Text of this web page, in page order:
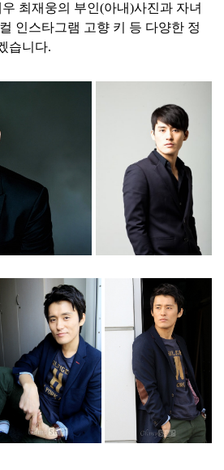
최재웅의 부인(아내)사진과 자녀
인스타그램 고향 키 등 다양한 정
습니다.